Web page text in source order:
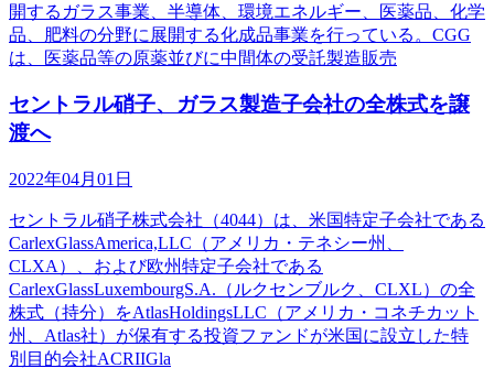
開するガラス事業、半導体、環境エネルギー、医薬品、化学
品、肥料の分野に展開する化成品事業を行っている。CGG
は、医薬品等の原薬並びに中間体の受託製造販売
セントラル硝子、ガラス製造子会社の全株式を譲
渡へ
2022年04月01日
セントラル硝子株式会社（4044）は、米国特定子会社である
CarlexGlassAmerica,LLC（アメリカ・テネシー州、
CLXA）、および欧州特定子会社である
CarlexGlassLuxembourgS.A.（ルクセンブルク、CLXL）の全
株式（持分）をAtlasHoldingsLLC（アメリカ・コネチカット
州、Atlas社）が保有する投資ファンドが米国に設立した特
別目的会社ACRIIGla